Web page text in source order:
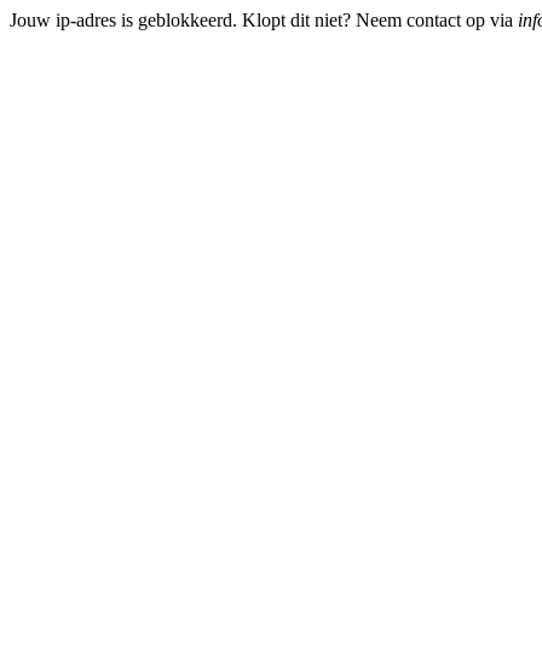
Jouw ip-adres is geblokkeerd. Klopt dit niet? Neem contact op via